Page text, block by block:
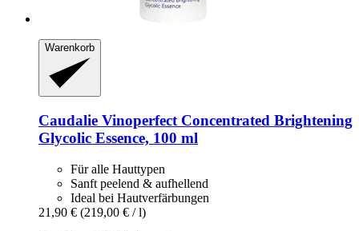
Warenkorb
Caudalie Vinoperfect Concentrated Brightening
Glycolic Essence, 100 ml
Für alle Hauttypen
Sanft peelend & aufhellend
Ideal bei Hautverfärbungen
21,90 € (219,00 € / l)